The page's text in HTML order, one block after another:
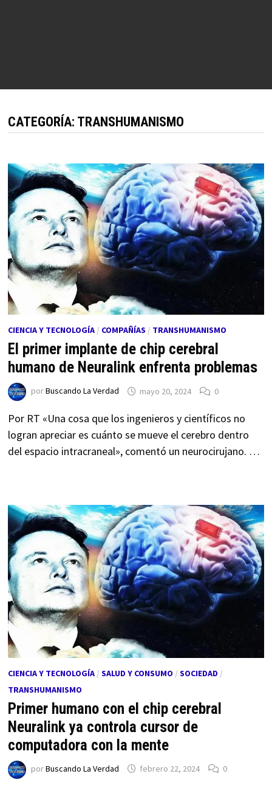
CATEGORÍA: TRANSHUMANISMO
CIENCIA Y TECNOLOGÍA/ COMPAÑÍAS / TRANSHUMANISMO
El primer implante de chip cerebral
humano de Neuralink enfrenta problemas
porBuscando La Verdad mayo 20, 2024 0
Por RT «Una cosa que los ingenieros y científicos no
logran apreciar es cuánto se mueve el cerebro dentro
del espacio intracraneal», comentó un neurocirujano. …
CIENCIA Y TECNOLOGÍA/ SALUD Y CONSUMO / SOCIEDAD /
TRANSHUMANISMO
Primer humano con el chip cerebral
Neuralink ya controla cursor de
computadora con la mente
porBuscando La Verdad febrero 22, 2024 0